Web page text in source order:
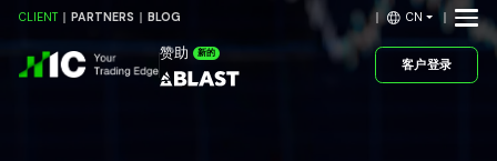
CLIENT PARTNERS BLOG CN
赞助 新的
客户登录